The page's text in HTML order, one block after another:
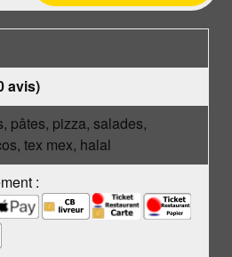
avis)
pâtes, pizza, salades,
tex mex, halal
: